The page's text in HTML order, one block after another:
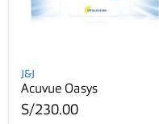
J&J
Acuvue Oasys
S/230.00